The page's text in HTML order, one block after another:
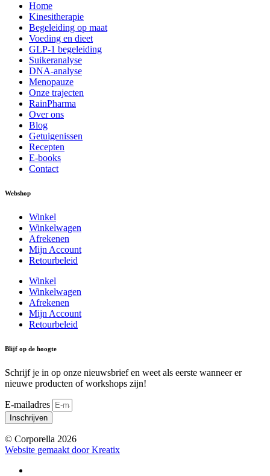
Home
Kinesitherapie
Begeleiding op maat
Voeding en dieet
GLP-1 begeleiding
Suikeranalyse
DNA-analyse
Menopauze
Onze trajecten
RainPharma
Over ons
Blog
Getuigenissen
Recepten
E-books
Contact
Webshop
Winkel
Winkelwagen
Afrekenen
Mijn Account
Retourbeleid
Winkel
Winkelwagen
Afrekenen
Mijn Account
Retourbeleid
Blijf op de hoogte
Schrijf je in op onze nieuwsbrief en weet als eerste wanneer er
nieuwe producten of workshops zijn!
E-mailadres
Inschrijven
© Corporella 2026
Website gemaakt door Kreatix